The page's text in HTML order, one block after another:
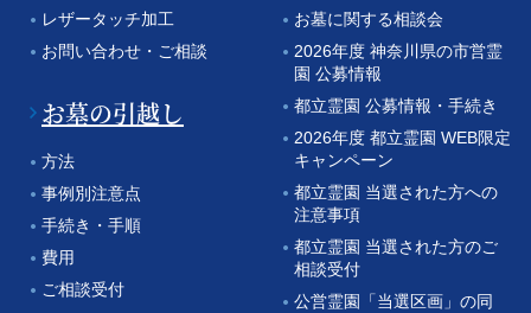
レザータッチ加工
お問い合わせ・ご相談
お墓の引越し
方法
事例別注意点
手続き・手順
費用
ご相談受付
お墓に関する相談会
2026年度 神奈川県の市営霊
園 公募情報
都立霊園 公募情報・手続き
2026年度 都立霊園 WEB限定
キャンペーン
都立霊園 当選された方への
注意事項
都立霊園 当選された方のご
相談受付
公営霊園「当選区画」の同